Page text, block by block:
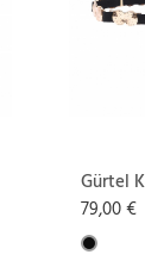
Gürtel
79,00 €